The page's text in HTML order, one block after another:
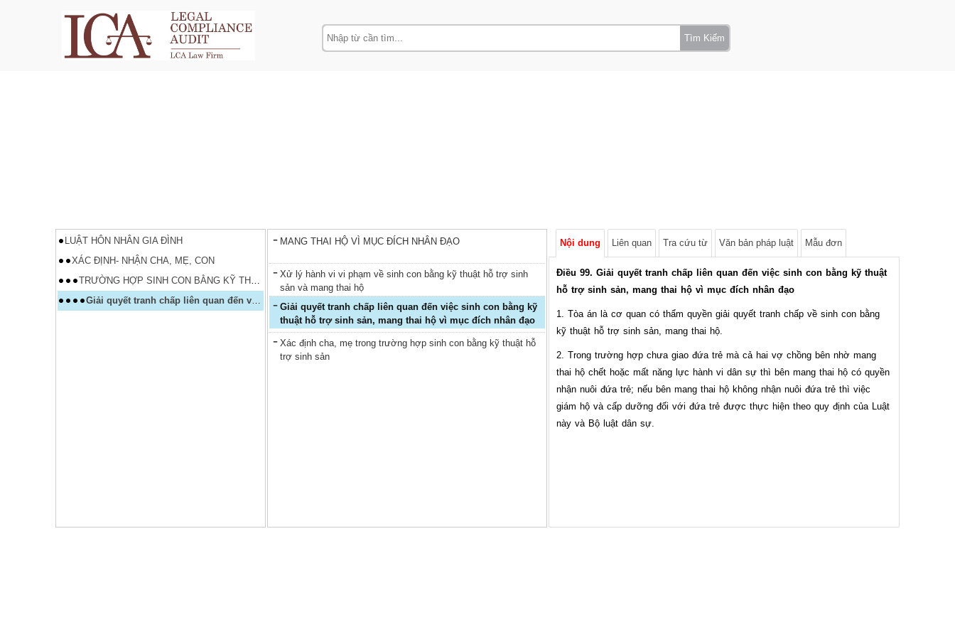
Tìm Kiếm
LUẬT HÔN NHÂN GIA ĐÌNH
XÁC ĐỊNH- NHẬN CHA, MẸ, CON
TRƯỜNG HỢP SINH CON BẰNG KỸ THUẬT HỖ TRỢ SINH SẢN
Giải quyết tranh chấp liên quan đến việc sinh con bằng kỹ thuật hỗ trợ sinh sản, mang thai hộ vì mục đích nhân đạo
MANG THAI HỘ VÌ MỤC ĐÍCH NHÂN ĐẠO
Xử lý hành vi vi phạm về sinh con bằng kỹ thuật hỗ trợ sinh
sản và mang thai hộ
Giải quyết tranh chấp liên quan đến việc sinh con bằng kỹ
thuật hỗ trợ sinh sản, mang thai hộ vì mục đích nhân đạo
Xác định cha, mẹ trong trường hợp sinh con bằng kỹ thuật hỗ
trợ sinh sản
Nội dung Liên quan Tra cứu từ Văn bản pháp luật Mẫu đơn
Điều 99. Giải quyết tranh chấp liên quan đến việc sinh con bằng kỹ thuật
hỗ trợ sinh sản, mang thai hộ vì mục đích nhân đạo
1. Tòa án là cơ quan có thẩm quyền giải quyết tranh chấp về sinh con bằng
kỹ thuật hỗ trợ sinh sản, mang thai hộ.
2. Trong trường hợp chưa giao đứa trẻ mà cả hai vợ chồng bên nhờ mang
thai hộ chết hoặc mất năng lực hành vi dân sự thì bên mang thai hộ có quyền
nhận nuôi đứa trẻ; nếu bên mang thai hộ không nhận nuôi đứa trẻ thì việc
giám hộ và cấp dưỡng đối với đứa trẻ được thực hiện theo quy định của Luật
này và Bộ luật dân sự.